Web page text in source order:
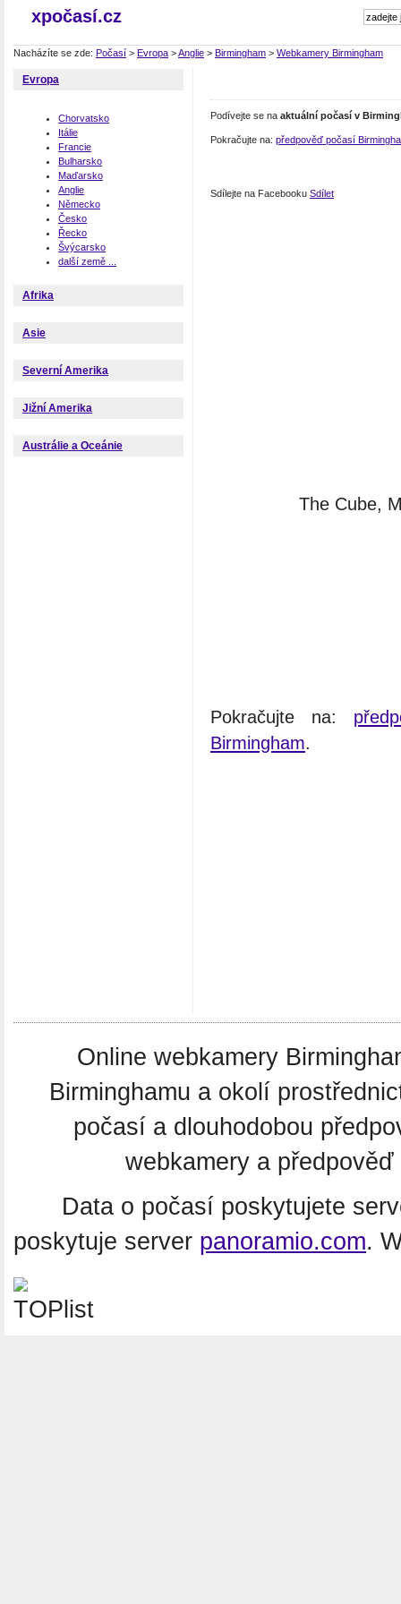
xpočasí.cz
Nacházíte se zde: Počasí > Evropa >Anglie > Birmingham > Webkamery Birmingham
Evropa
Chorvatsko
Itálie
Francie
Bulharsko
Maďarsko
Anglie
Německo
Česko
Řecko
Švýcarsko
další země ...
Afrika
Asie
Severní Amerika
Jižní Amerika
Austrálie a Oceánie
Podívejte se na aktuální počasí v
Pokračujte na: předpověď počasí
Sdílejte na Facebooku Sdílet
The Cube,
Pokračujte na:
Birmingham.
Online webkamery
Birminghamu a okolí
počasí a dlouhodobou
webkamery a
Data o počasí poskytujete
poskytuje server panoramio.com.